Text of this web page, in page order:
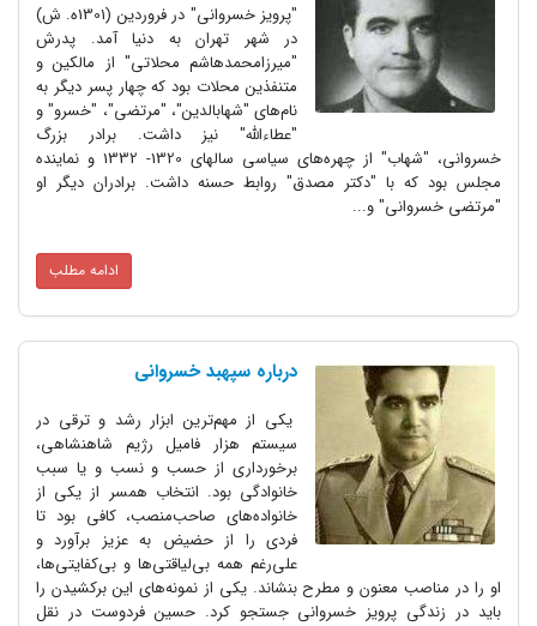
"پرویز خسروانی" در فروردین (1301ه. ش)
در شهر تهران به دنیا آمد. پدرش
"میرزامحمدهاشم محلاتی" از مالکین و
متنفذین محلات بود که چهار پسر دیگر به
نام‌های "شهاب­الدین"، "مرتضی"، "خسرو" و
"عطاءالله" نیز داشت. برادر بزرگ
خسروانی، "شهاب" از چهره‌های سیاسی سال­های 1320- 1332 و نماینده
با "دکتر مصدق" روابط حسنه داشت. برادران دیگر او
و...
درباره سپهبد خسروانی
یکی از مهم‌ترین ابزار رشد و ترقی در
سیستم هزار فامیل رژیم شاهنشاهی،
برخورداری از حسب و نسب و یا سبب
خانوادگی بود. انتخاب همسر از یکی از
خانواده‌های صاحب‌منصب، کافی بود تا
فردی را از حضیض به عزیز برآورد و
علی‌رغم همه بی‌لیاقتی‌ها و بی‌کفایتی‌ها،
معنون و مطرح بنشاند. یکی از نمونه‌های این برکشیدن را
پرویز خسروانی جستجو کرد. حسین فردوست در نقل